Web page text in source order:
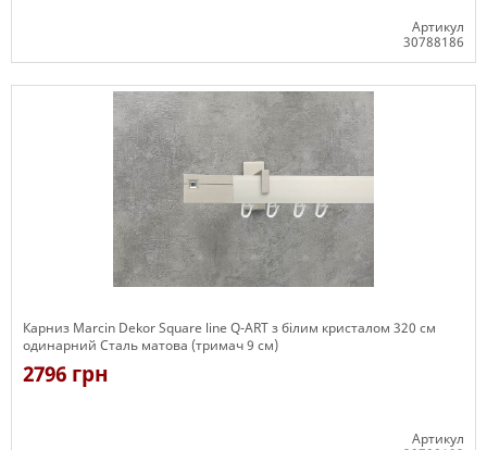
Артикул
30788186
Карниз Marcin Dekor Square line Q-ART з білим кристалом 320 см
одинарний Сталь матова (тримач 9 см)
2796 грн
Артикул